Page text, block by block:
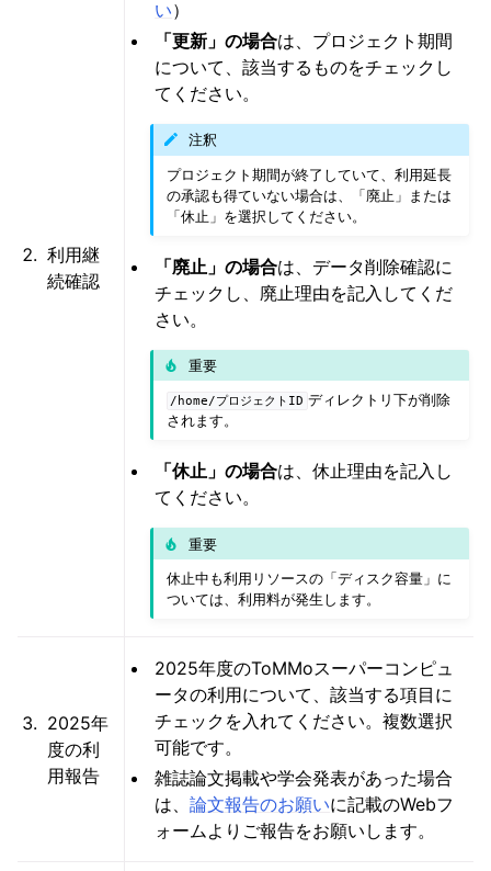
利用継
続確認
い）
「更新」の場合は、プロジェクト期間
について、該当するものをチェックし
てください。
注釈
プロジェクト期間が終了していて、利用延長
の承認も得ていない場合は、「廃止」または
「休止」を選択してください。
「廃止」の場合は、データ削除確認に
チェックし、廃止理由を記入してくだ
さい。
重要
/home/プロジェクトID ディレクトリ下が削除
されます。
「休止」の場合は、休止理由を記入し
てください。
重要
休止中も利用リソースの「ディスク容量」に
ついては、利用料が発生します。
2025年
度の利
用報告
2025年度のToMMoスーパーコンピュ
ータの利用について、該当する項目に
チェックを入れてください。複数選択
可能です。
雑誌論文掲載や学会発表があった場合
は、論文報告のお願いに記載のWebフ
ォームよりご報告をお願いします。